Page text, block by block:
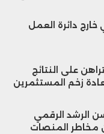
خارج دائرة العمل
على النتائج
زخم المستثمرين
الرشد الرقمي
مخاطر المنصات